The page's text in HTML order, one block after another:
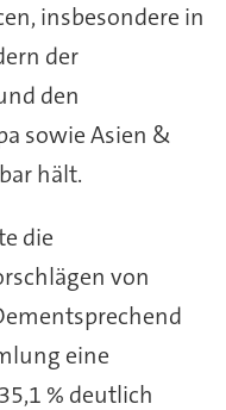
insbesondere in
der
den
sowie Asien &
hält.
die
von
eine
% deutlich